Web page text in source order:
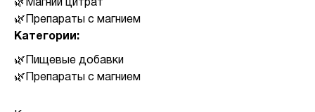
Магний цитрат
Препараты с магнием
Категории:
Пищевые добавки
Препараты с магнием